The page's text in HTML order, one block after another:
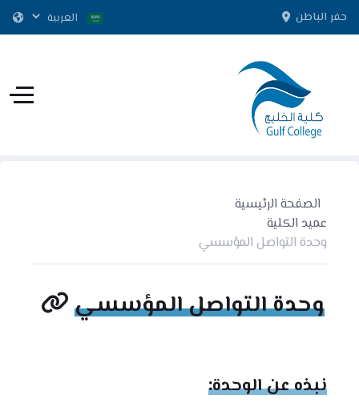
حفر الباطن
الصفحة الرئيسية
عميد الكلية
وحدة التواصل المؤسسي
وحدة التواصل المؤسسي
نبذه عن الوحدة: